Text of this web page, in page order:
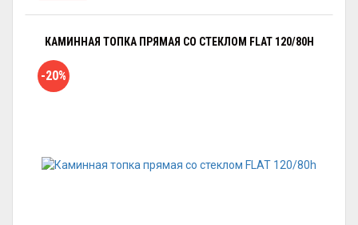
КАМИННАЯ ТОПКА ПРЯМАЯ СО СТЕКЛОМ FLAT 120/80H
-20%